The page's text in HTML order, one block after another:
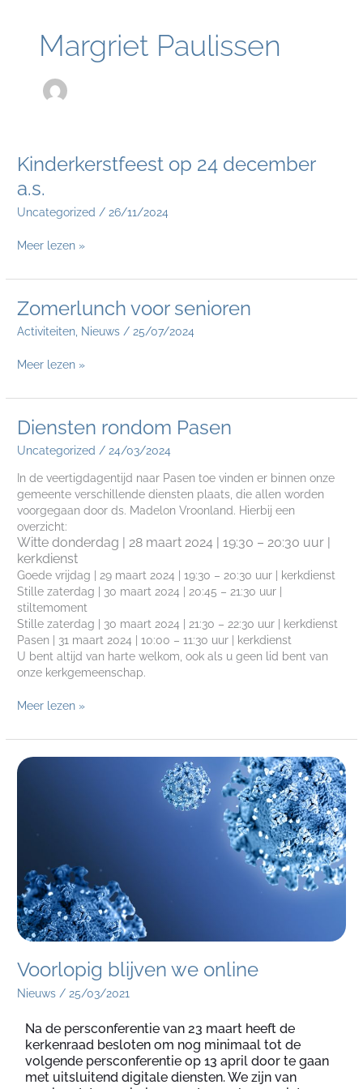
Margriet Paulissen
Kinderkerstfeest op 24 december
a.s.
Uncategorized / 26/11/2024
Kinderkerstfeest
24
december
Meer lezen »
Zomerlunch voor senioren
Activiteiten, Nieuws /25/07/2024
Zomerlunch
voor
senioren
Meer lezen »
Diensten rondom Pasen
Uncategorized /24/03/2024
In de veertigdagentijd naar Pasen toe vinden er binnen onze
gemeente verschillende diensten plaats, die allen worden
voorgegaan door ds. Madelon Vroonland. Hierbij een
overzicht:
Witte donderdag | 28 maart 2024 |19:30 –20:30 uur |
kerkdienst
Goede vrijdag | 29 maart 2024 | 19:30 – 20:30 uur | kerkdienst
Stille zaterdag | 30 maart 2024 | 20:45 – 21:30 uur |
stiltemoment
Stille zaterdag | 30 maart 2024 | 21:30 – 22:30 uur | kerkdienst
Pasen | 31 maart 2024 | 10:00 – 11:30 uur | kerkdienst
U bent altijd van harte welkom, ook als u geen lid bent van
onze kerkgemeenschap.
Diensten
Pasen
Meer lezen »
Voorlopig blijven we online
Nieuws / 25/03/2021
Na de persconferentie van 23 maart heeft de
kerkenraad besloten om nog minimaal tot de
volgende persconferentie op 13 april door te gaan
met uitsluitend digitale diensten. We zijn van
Voorlopig